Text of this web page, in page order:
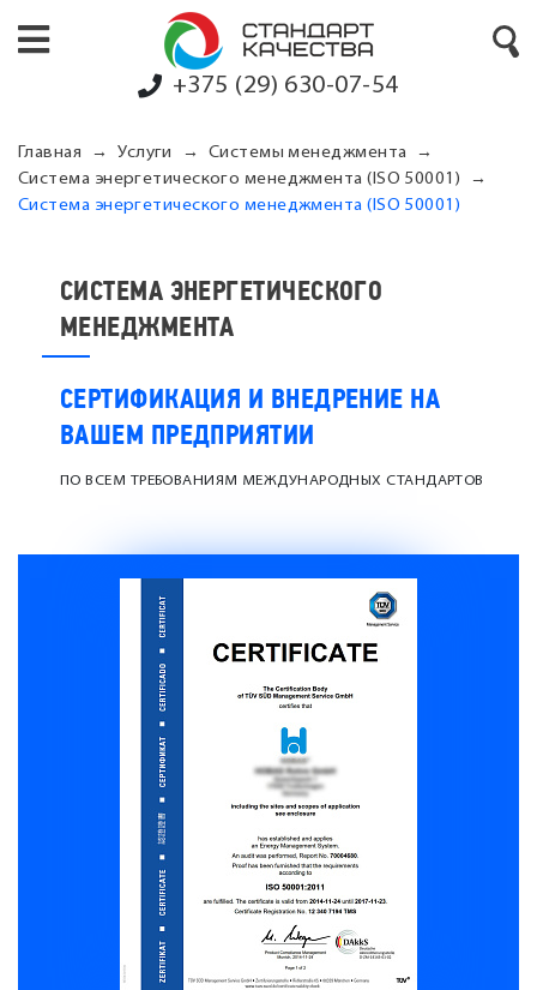
+375 (29) 630-07-54
Главная Услуги
Системы менеджмента
Система энергетического менеджмента (ISO 50001)
Система энергетического менеджмента (ISO 50001)
СИСТЕМА ЭНЕРГЕТИЧЕСКОГО
МЕНЕДЖМЕНТА
СЕРТИФИКАЦИЯ И ВНЕДРЕНИЕ НА
ВАШЕМ ПРЕДПРИЯТИИ
ПО ВСЕМ ТРЕБОВАНИЯМ МЕЖДУНАРОДНЫХ СТАНДАРТОВ